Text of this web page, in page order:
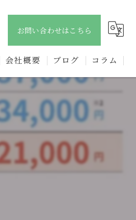
お問い合わせはこちら
会社概要 ブログ コラム